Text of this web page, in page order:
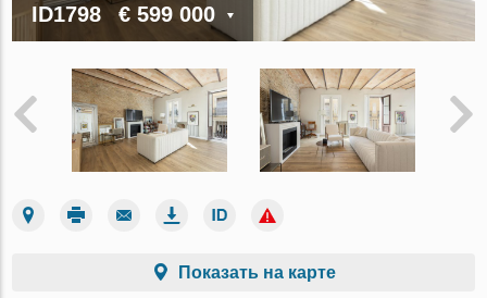
ID1798 € 599 000
Показать на карте